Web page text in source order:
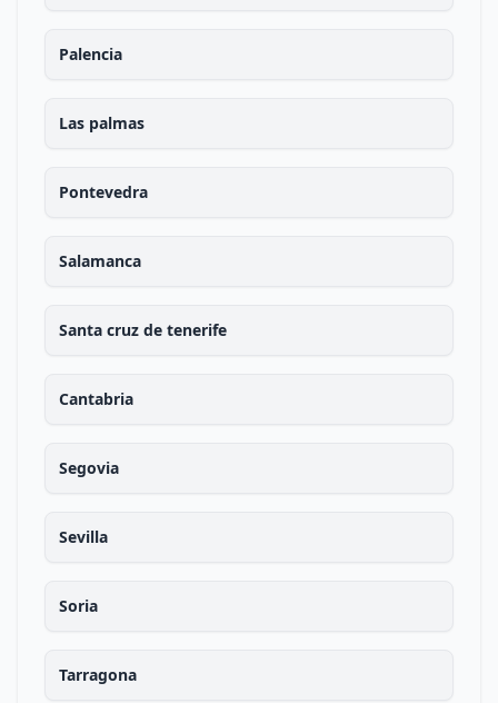
Palencia
Las palmas
Pontevedra
Salamanca
Santa cruz de tenerife
Cantabria
Segovia
Sevilla
Soria
Tarragona